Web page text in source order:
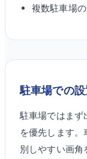
複数駐車場
駐車場での
駐車場ではまず
を優先します
別しやすい画